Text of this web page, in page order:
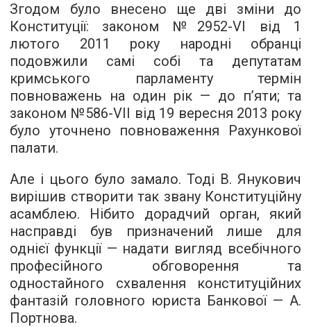
Згодом було внесено ще дві зміни до
Конституції: законом №2952-VI від 1
лютого 2011 року народні обранці
подовжили самі собі та депутатам
кримського парламенту термін
повноважень на один рік — до п’яти; та
законом №586-VII від 19 вересня 2013 року
було уточнено повноваження Рахункової
палати.
Але і цього було замало. Тоді В. Янукович
вирішив створити так звану Конституційну
асамблею. Нібито дорадчий орган, який
насправді був призначений лише для
однієї функції — надати вигляд всебічного
професійного обговорення та
одностайного схвалення конституційних
фантазій головного юриста Банкової — А.
Портнова.